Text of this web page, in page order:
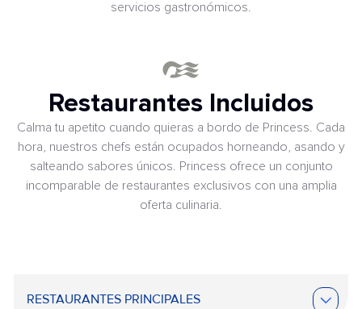
servicios gastronómicos.
Restaurantes Incluidos
Calma tu apetito cuando quieras a bordo de Princess. Cada
hora, nuestros chefs están ocupados horneando, asando y
salteando sabores únicos. Princess ofrece un conjunto
incomparable de restaurantes exclusivos con una amplia
oferta culinaria.
RESTAURANTES PRINCIPALES